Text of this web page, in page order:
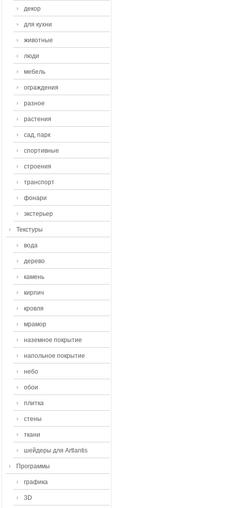
декор
для кухни
животные
люди
мебель
ограждения
разное
растения
сад, парк
спортивные
строения
транспорт
фонари
экстерьер
Текстуры
вода
дерево
камень
кирпич
кровля
мрамор
наземное покрытие
напольное покрытие
небо
обои
плитка
стены
ткани
шейдеры для Artlantis
Программы
графика
3D